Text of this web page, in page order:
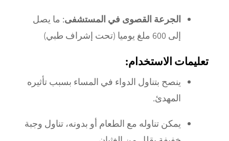
الجرعة القصوى في المستشفى: ما يصل
إلى 600 ملغ يوميا (تحت إشراف طبي)
تعليمات الاستخدام:
ينصح بتناول الدواء في المساء بسبب تأثيره
المهدئ.
يمكن تناوله مع الطعام أو بدونه، تناول وجبة